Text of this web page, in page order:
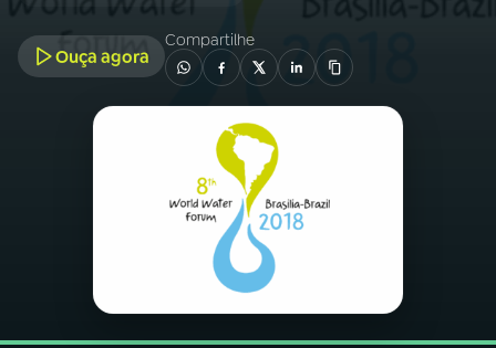
A RÁDIO
PROGRAMAÇÃO
PROGRAMAS
06VIDEOCASTS
Ouça agora
Compartilhe